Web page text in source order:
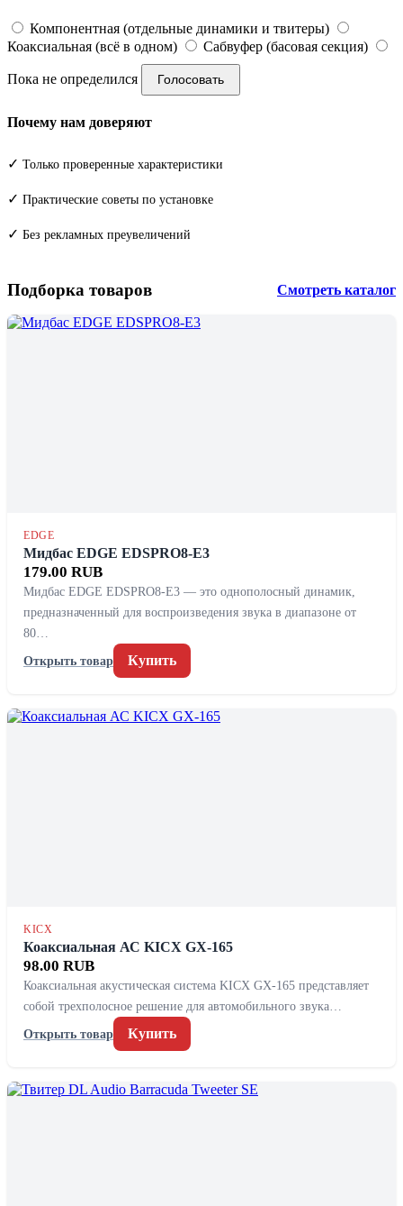
Компонентная (отдельные динамики и твитеры)
Коаксиальная (всё в одном)
Сабвуфер (басовая секция)
Пока не определился Голосовать
Почему нам доверяют
✓ Только проверенные характеристики
✓ Практические советы по установке
✓ Без рекламных преувеличений
Подборка товаров Смотреть каталог
EDGE
Мидбас EDGE EDSPRO8-E3
179.00 RUB
Мидбас EDGE EDSPRO8-E3 — это однополосный динамик,
предназначенный для воспроизведения звука в диапазоне от
80…
Открыть товар
Купить
KICX
Коаксиальная АС KICX GX-165
98.00 RUB
Коаксиальная акустическая система KICX GX-165 представляет
собой трехполосное решение для автомобильного звука…
Открыть товар
Купить